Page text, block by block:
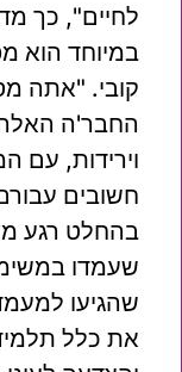
לחיים", כך
במיוחד הוא
החבר'ה
וירידות, עם
חשובים
בהחלט רגע
שעמדו
שהגיעו
את כלל